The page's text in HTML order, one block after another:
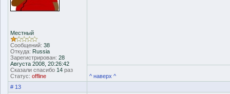
Местный
Сообщений: 38
Откуда: Russia
Зарегистрирован: 28
Августа 2008, 20:26:42
Сказали спасибо 14 раз
Статус: offline
^ наверх ^
# 13